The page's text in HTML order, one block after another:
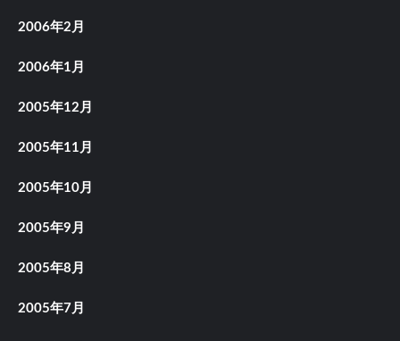
2006年2月
2006年1月
2005年12月
2005年11月
2005年10月
2005年9月
2005年8月
2005年7月